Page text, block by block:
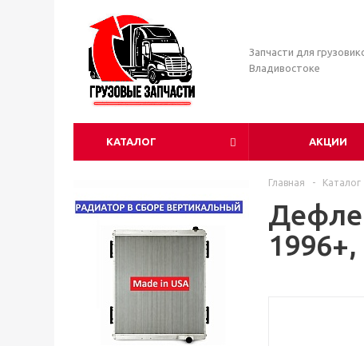
Запчасти для
Владивостоке
КАТАЛОГ АКЦИИ
Главная - Каталог